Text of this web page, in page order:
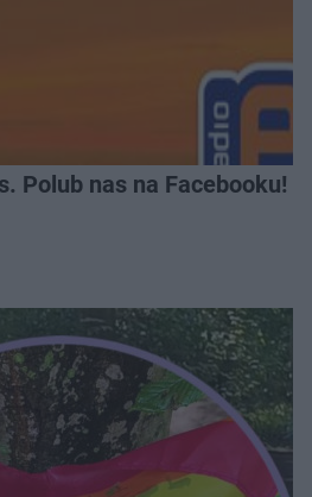
Polub nas na Facebooku!